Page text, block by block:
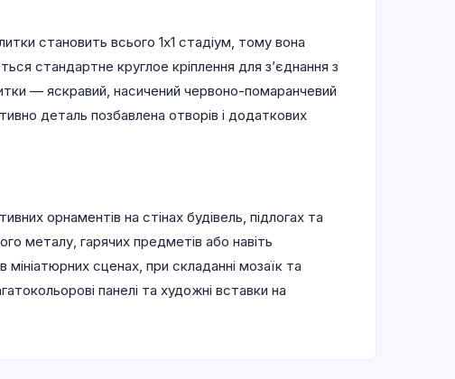
становить всього 1х1 стадіум, тому вона
стандартне круглое кріплення для з’єднання з
— яскравий, насичений червоно-помаранчевий
деталь позбавлена отворів і додаткових
орнаментів на стінах будівель, підлогах та
металу, гарячих предметів або навіть
сценах, при складанні мозаїк та
панелі та художні вставки на